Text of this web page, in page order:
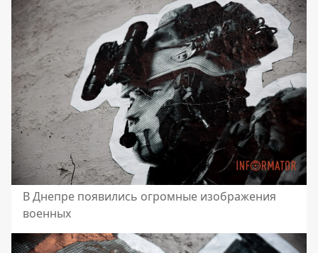
В Днепре появились огромные изображения
военных